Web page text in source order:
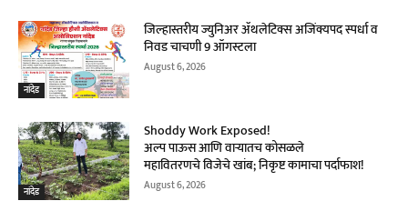
नांदेड
जिल्हास्तरीय ज्युनिअर ॲथलेटिक्स अजिंक्यपद स्पर्धा व
निवड चाचणी 9 ऑगस्टला
August 6, 2026
नांदेड
Shoddy Work Exposed!
अल्प पाऊस आणि वाऱ्यातच कोसळले
महावितरणचे विजेचे खांब; निकृष्ट कामाचा पर्दाफाश!
August 6, 2026